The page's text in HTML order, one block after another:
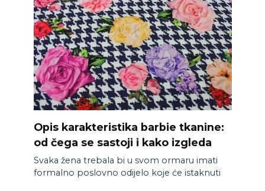
Opis karakteristika barbie tkanine:
od čega se sastoji i kako izgleda
Svaka žena trebala bi u svom ormaru imati
formalno poslovno odijelo koje će istaknuti